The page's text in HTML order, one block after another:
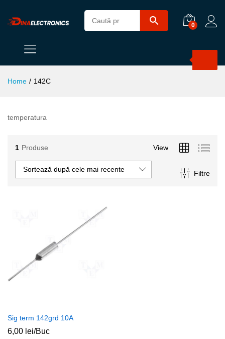
0
Home / 142C
temperatura
1 Produse View
Filtre
Sortează după cele mai recente
Sig term 142grd 10A
6,00 lei/Buc